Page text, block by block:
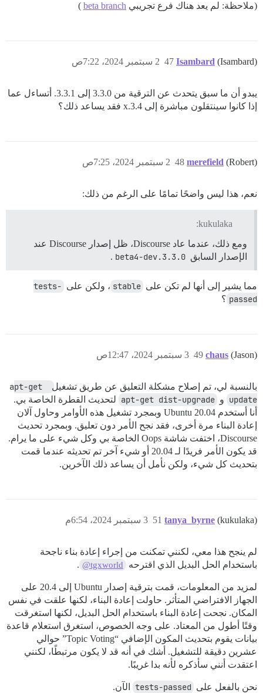
(ملاحظة: لم يعد هناك فرع تجريبي beta branch
)
Isambard (Isambard) 2 سبتمبر 2024، 7:22ص 47
يبدو أن ما سبق يتحدث عن الترقية من 3.3.0 إلى 3.3.1. أتساءل عما
إذا كانوا سينتقلون مباشرة إلى 3.4.x فقد يساعد ذلك؟
merefield (Robert) 2 سبتمبر 2024، 7:25ص 48
نعم، هذا ليس واضحًا تمامًا على الرغم من ذلك:
kukulaka:
ومع ذلك، عندما عاد Discourse، ظل إصدار Discourse عند
الإصدار السابق 3.3.0.beta4-dev
.
مما يشير إلى أنها لم تكن على stable ، ولكن على tests-
passed ؟
chaus (Jason) 3 سبتمبر 2024، 12:47ص 49
بالنسبة لي، تم إصلاح مشكلة التعليق عن طريق تشغيل
apt-get
update و apt-get dist-upgrade لتحديث القطرة الخاصة بي.
أنا أستخدم Ubuntu 20.04 وبمجرد تشغيل هذه الأوامر وحاول آلان
إعادة البناء مرة أخرى، فقد نجح الأمر دون تعليق. وبمجرد تحديث
Discourse، اختفت شاشة Oops الخاصة بي وكل شيء على ما يرام.
قد يكون الأمر فريدًا لـ 20.04 أو شيء آخر تم تحديثه عندما قمت
بتحديث كل شيء، ولكن نأمل أن يساعد ذلك الآخرين.
tanya_byrne (kukulaka) 3 سبتمبر 2024، 6:54م 51
لم ينجح هذا معي، لكنني تمكنت من إجراء إعادة بناء ناجحة
باستخدام الحل البديل الذي اقترحه
@tgxworld
.
لمزيد من المعلومات، قمت بترقية إصدار Ubuntu إلى 20.4 على
الجهاز الافتراضي المتأثر. حاولت إعادة البناء، لكنها علقت في نفس
المكان. نجحت إعادة البناء باستخدام الحل البديل، لكنها استغرقت
وقتًا أطول من المعتاد. على وجه الخصوص، استغرق استعلام قاعدة
بيانات يقوم بتحديث المكون الإضافي “Topic Voting” حوالي
عشرين دقيقة للتشغيل. أشك في أنه قد لا يكون مرتبطًا، لكنني
اعتقدت أنني سأذكره لأنه بدا غريبًا.
نحن بالفعل على tests-passed الآن.